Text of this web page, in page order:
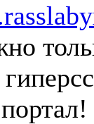
портал!